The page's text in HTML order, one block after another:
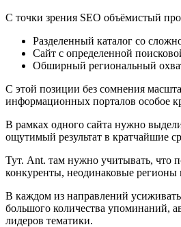
С точки зрения SEO объёмистый
Разделенный каталог со
Сайт с определенной
Обширный региональный
С этой позиции без сомнения
информационных порталов особое
В рамках одного сайта нужно
ощутимый результат в кратчайшие
Тут. Ant. там нужно учитывать, что
конкуренты, неодинаковые регионы
В каждом из направлений
большого количества упоминаний,
лидеров тематики.